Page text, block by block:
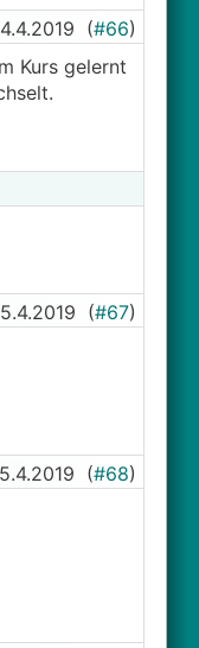
(#66)
Kurs gelernt
(#67)
(#68)